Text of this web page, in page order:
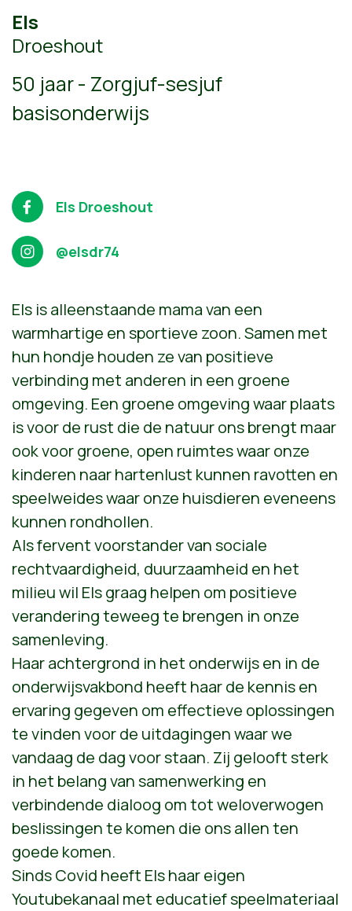
Els
Droeshout
50 jaar - Zorgjuf-sesjuf
basisonderwijs
Els Droeshout
@elsdr74
Els is alleenstaande mama van een
warmhartige en sportieve zoon. Samen met
hun hondje houden ze van positieve
verbinding met anderen in een groene
omgeving. Een groene omgeving waar plaats
is voor de rust die de natuur ons brengt maar
ook voor groene, open ruimtes waar onze
kinderen naar hartenlust kunnen ravotten en
speelweides waar onze huisdieren eveneens
kunnen rondhollen.
Als fervent voorstander vansociale
rechtvaardigheid, duurzaamheid en het
milieu wil Els graag helpen om positieve
verandering teweeg te brengen in onze
samenleving.
Haar achtergrond in het onderwijs en in de
onderwijsvakbond heeft haar de kennis en
ervaring gegeven om effectieve oplossingen
te vinden voor de uitdagingen waar we
vandaag de dag voor staan. Zij gelooft sterk
in het belang van samenwerking en
verbindende dialoog om tot weloverwogen
beslissingen te komen die ons allen ten
goede komen.
Sinds Covid heeft Els haar eigen
Youtubekanaal met educatief speelmateriaal